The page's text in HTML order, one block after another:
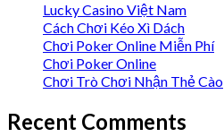
Lucky Casino Việt Nam
Cách Chơi Kéo Xì Dách
Chơi Poker Online Miễn Phí
Chơi Poker Online
Chơi Trò Chơi Nhận Thẻ Cào
Recent Comments